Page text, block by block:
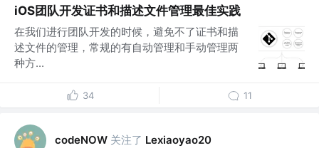
iOS团队开发证书和描述文件管理最佳实践
在我们进行团队开发的时候，避免不了证书和描
述文件的管理，常规的有自动管理和手动管理两
种方...
34 11
codeNOW 关注了 Lexiaoyao20